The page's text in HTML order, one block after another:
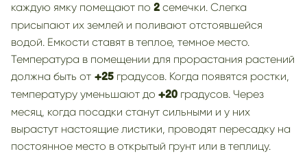
каждую ямку помещают по 2 семечки. Слегка
присыпают их землей и поливают отстоявшейся
водой. Емкости ставят в теплое, темное место.
Температура в помещении для прорастания растений
должна быть от +25 градусов. Когда появятся ростки,
температуру уменьшают до +20 градусов. Через
месяц, когда посадки станут сильными и у них
вырастут настоящие листики, проводят пересадку на
постоянное место в открытый грунт или в теплицу.